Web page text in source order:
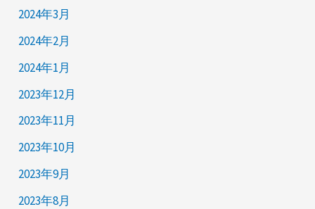
2024年3月
2024年2月
2024年1月
2023年12月
2023年11月
2023年10月
2023年9月
2023年8月